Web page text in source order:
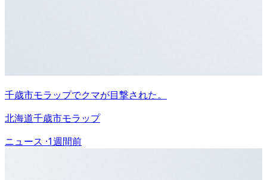
千歳市モラップでクマが目撃された。
北海道千歳市モラップ
ニュース ·1週間前